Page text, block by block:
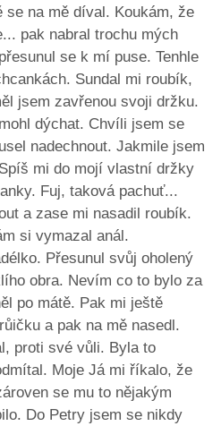
se na mě díval. Koukám, že
pak nabral trochu mých
se k mí puse. Tenhle
Sundal mi roubík,
jsem zavřenou svoji držku.
dýchat. Chvíli jsem se
nadechnout. Jakmile jsem
mi do mojí vlastní držky
Fuj, taková pachuť...
a zase mi nasadil roubík.
si vymazal anál.
Přesunul svůj oholený
obra. Nevím co to bylo za
po mátě. Pak mi ještě
a pak na mě nasedl.
proti své vůli. Byla to
Moje Já mi říkalo, že
se mu to nějakým
Do Petry jsem se nikdy